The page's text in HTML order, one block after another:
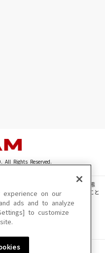
All Rights Reserved.
・写真・動画・音声等を、手段や形態
で複製、転載、ファイル化などすること
だけない場合があります。
なる場合があります。
on our
ads and to analyze
to customize